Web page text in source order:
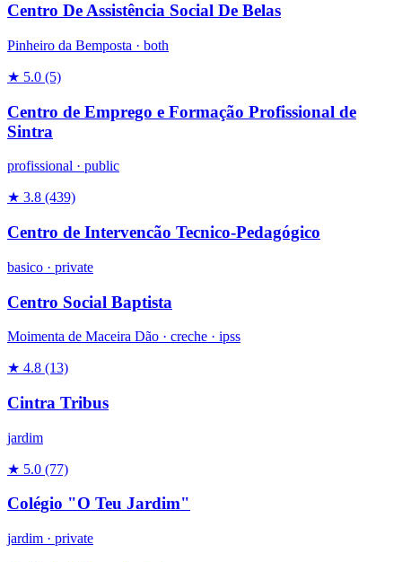
Centro De Assistência Social De Belas
Pinheiro da Bemposta · both
★ 5.0 (5)
Centro de Emprego e Formação Profissional de
Sintra
profissional · public
★ 3.8 (439)
Centro de Intervencão Tecnico-Pedagógico
basico · private
Centro Social Baptista
Moimenta de Maceira Dão · creche · ipss
★ 4.8 (13)
Cintra Tribus
jardim
★ 5.0 (77)
Colégio "O Teu Jardim"
jardim · private